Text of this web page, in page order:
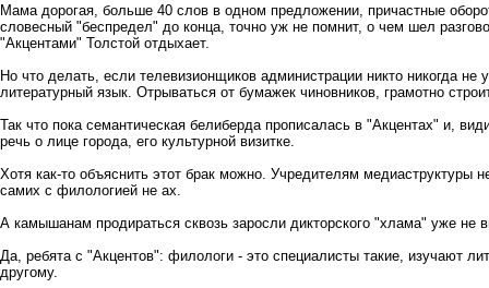
Мама дорогая, больше 40 слов в одном предложении, причастные
словесный "беспредел" до конца, точно уж не помнит, о чем шел
"Акцентами" Толстой отдыхает.
Но что делать, если телевизионщиков администрации никто никогда
литературный язык. Отрываться от бумажек чиновников, грамотно
Так что пока семантическая белиберда прописалась в "Акцентах" и,
речь о лице города, его культурной визитке.
Хотя как-то объяснить этот брак можно. Учредителям медиаструктуры
самих с филологией не ах.
А камышанам продираться сквозь заросли дикторского "хлама" уже не
Да, ребята с "Акцентов": филологи - это специалисты такие, изучают
другому.